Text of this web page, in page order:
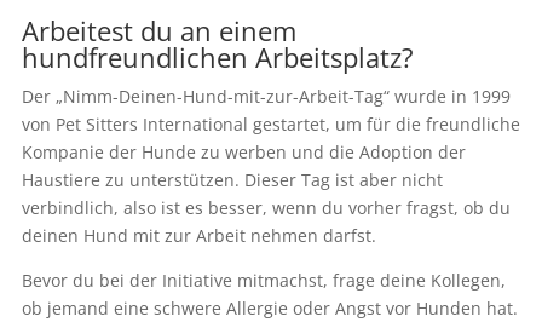
Arbeitest du an einem
hundfreundlichen Arbeitsplatz?
Der „Nimm-Deinen-Hund-mit-zur-Arbeit-Tag“ wurde in 1999
von Pet Sitters International gestartet, um für die freundliche
Kompanie der Hunde zu werben und die Adoption der
Haustiere zu unterstützen. Dieser Tag ist aber nicht
verbindlich, also ist es besser, wenn du vorher fragst, ob du
deinen Hund mit zur Arbeit nehmen darfst.
Bevor du bei der Initiative mitmachst, frage deine Kollegen,
ob jemand eine schwere Allergie oder Angst vor Hunden hat.